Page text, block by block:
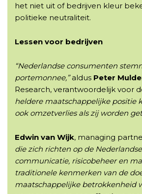
het niet uit of bedrijven kleur
politieke neutraliteit.
Lessen voor bedrijven
“Nederlandse consumenten
portemonnee,”aldus Peter
Research, verantwoordelijk voor
heldere maatschappelijke positie
ook omzetverlies als zij worden
Edwin van Wijk, managing
die zich richten op de
communicatie, risicobeheer en
traditionele kenmerken van de
maatschappelijke betrokkenheid